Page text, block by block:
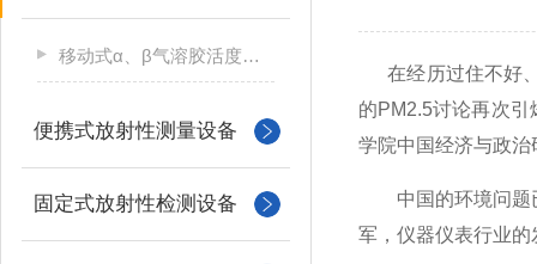
移动式α、β气溶胶活度测量仪
便携式放射性测量设备
固定式放射性检测设备
在经历过住不好、
的PM2.5讨论再次引
学院中国经济与政治
中国的环境问题已
军， 仪器仪表行业的